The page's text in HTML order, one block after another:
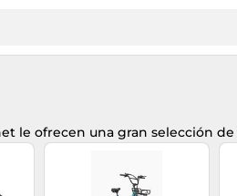
le ofrecen una gran selección de